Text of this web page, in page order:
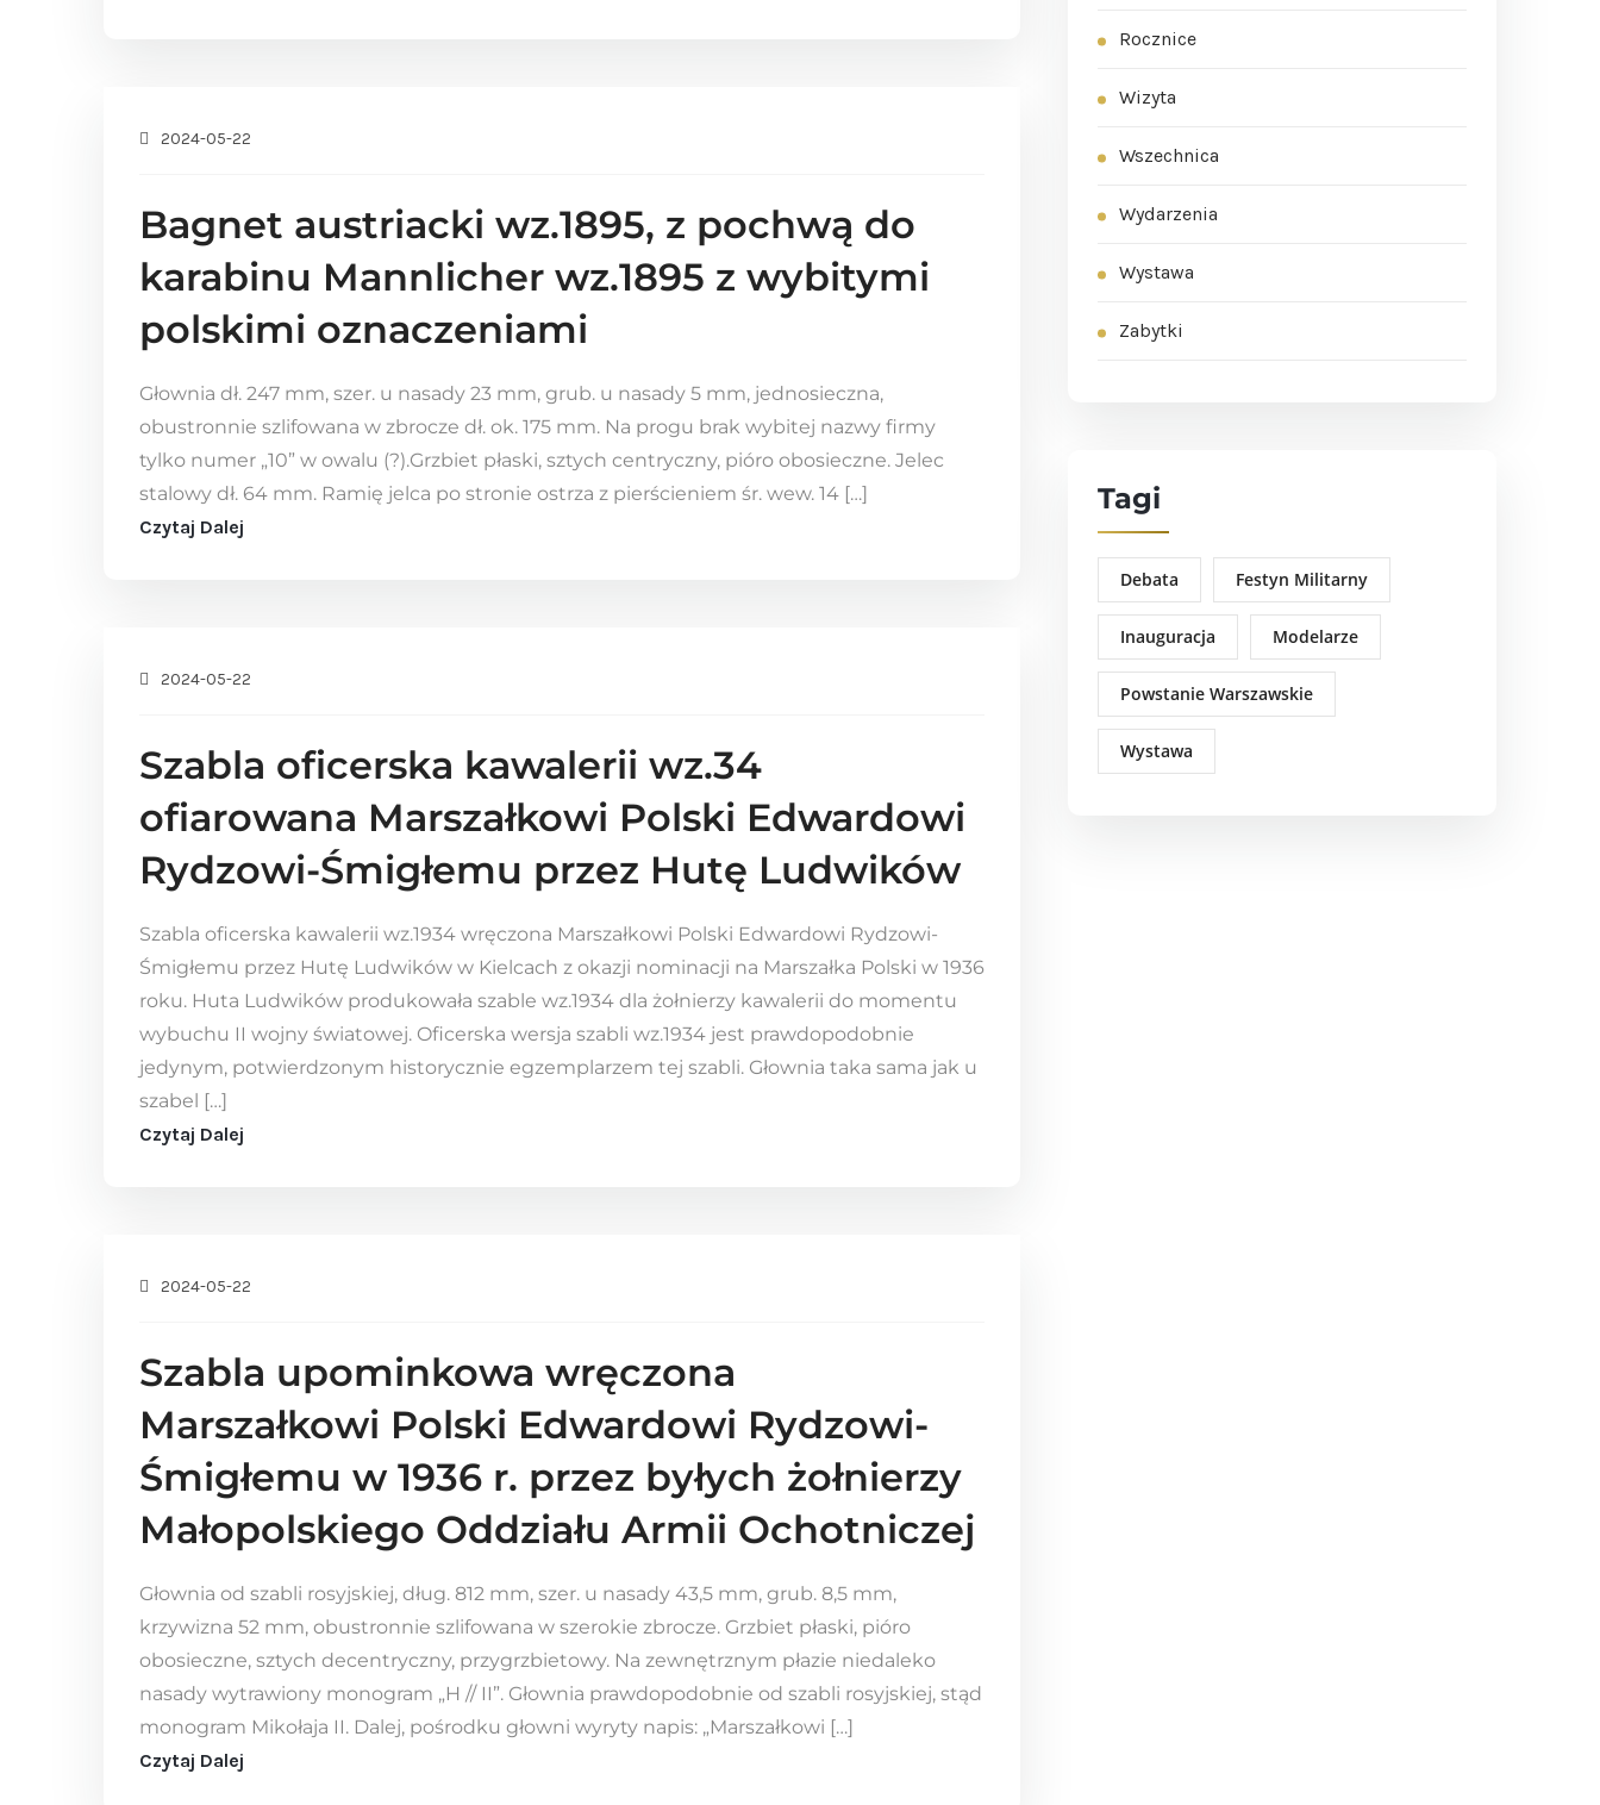
2024-05-22
Bagnet austriacki wz.1895, z pochwą do
karabinu Mannlicher wz.1895 z wybitymi
polskimi oznaczeniami
Głownia dł. 247 mm, szer. u nasady 23 mm, grub. u nasady 5 mm, jednosieczna,
obustronnie szlifowana w zbrocze dł. ok. 175 mm. Na progu brak wybitej nazwy firmy
tylko numer „10” w owalu (?).Grzbiet płaski, sztych centryczny, pióro obosieczne. Jelec
stalowy dł. 64 mm. Ramię jelca po stronie ostrza z pierścieniem śr. wew. 14 […]
Czytaj Dalej
2024-05-22
Szabla oficerska kawalerii wz.34
ofiarowana Marszałkowi Polski Edwardowi
Rydzowi-Śmigłemu przez Hutę Ludwików
Szabla oficerska kawalerii wz.1934 wręczona Marszałkowi Polski Edwardowi Rydzowi-
Śmigłemu przez Hutę Ludwików w Kielcach z okazji nominacji na Marszałka Polski w 1936
roku. Huta Ludwików produkowała szable wz.1934 dla żołnierzy kawalerii do momentu
wybuchu II wojny światowej. Oficerska wersja szabli wz.1934 jest prawdopodobnie
jedynym, potwierdzonym historycznie egzemplarzem tej szabli. Głownia taka sama jak u
szabel […]
Czytaj Dalej
2024-05-22
Szabla upominkowa wręczona
Marszałkowi Polski Edwardowi Rydzowi-
Śmigłemu w 1936 r. przez byłych żołnierzy
Małopolskiego Oddziału Armii Ochotniczej
Głownia od szabli rosyjskiej, dług. 812 mm, szer. u nasady 43,5 mm, grub. 8,5 mm,
krzywizna 52 mm, obustronnie szlifowana w szerokie zbrocze. Grzbiet płaski, pióro
obosieczne, sztych decentryczny, przygrzbietowy. Na zewnętrznym płazie niedaleko
nasady wytrawiony monogram „H // II”. Głownia prawdopodobnie od szabli rosyjskiej, stąd
monogram Mikołaja II. Dalej, pośrodku głowni wyryty napis: „Marszałkowi […]
Czytaj Dalej
Rocznice
Wizyta
Wszechnica
Wydarzenia
Wystawa
Zabytki
Tagi
Debata Festyn Militarny
Inauguracja Modelarze
Powstanie Warszawskie
Wystawa